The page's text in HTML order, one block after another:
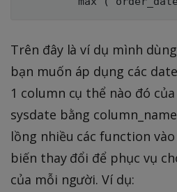
Trên đây là ví dụ mình
bạn muốn áp dụng các
1 column cụ thể nào đó
sysdate bằng
lồng nhiều các function
biến thay đổi để phục vụ
của mỗi người. Ví dụ: